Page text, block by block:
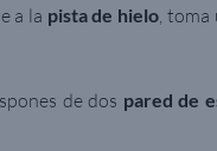
a la pista de hielo, toma
de dos pared de